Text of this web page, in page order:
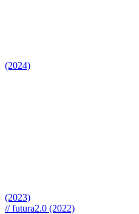
(2024)
(2023)
// futura2.0 (2022)